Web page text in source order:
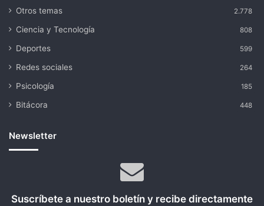
Otros temas 2.778
Ciencia y Tecnología 808
Deportes 599
Redes sociales 264
Psicología 185
Bitácora 448
Newsletter
Suscríbete a nuestro boletín y recibe directamente